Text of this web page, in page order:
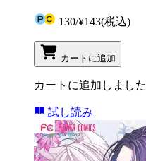
130/¥143(税込)
カートに追加
カートに追加しました
試し読み